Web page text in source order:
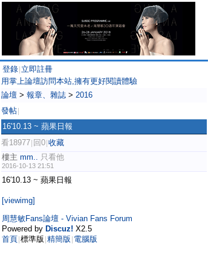
登錄 立即註冊
用掌上論壇訪問本站,擁有更好閱讀體驗
論壇 > 報章、雜誌 > 2016
發帖
16'10.13 ~ 蘋果日報
看18977 回0 收藏
樓主 mm.. 只看他
2016-10-13 21:51
16′10.13 ~ 蘋果日報
[viewimg]
周慧敏Fans論壇 - Vivian Fans Forum
Powered by Discuz! X2.5
首頁 標準版 精簡版 電腦版